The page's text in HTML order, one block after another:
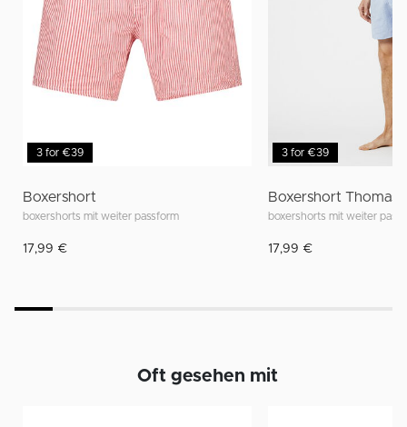
3 for €39
Boxershort
boxershorts mit weiter passform
17,99 €
3 for €39
Boxershort Thomas
boxershorts mit weiter
17,99 €
Oft gesehen mit